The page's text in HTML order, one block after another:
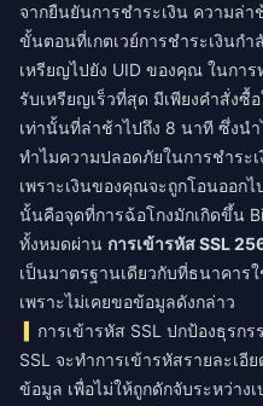
จากยืนยันการชำระเงิน ความล่
ขั้นตอนที่เกตเวย์การชำระเงินก
เหรียญไปยัง UID ของคุณ ในกา
รับเหรียญเร็วที่สุด มีเพียงคำสั่ง
เท่านั้นที่ล่าช้าไปถึง 8 นาที ซึ่งน
ทำไมความปลอดภัยในการชำระ
เพราะเงินของคุณจะถูกโอนออก
นั้นคือจุดที่การฉ้อโกงมักเกิดขึ้น
ทั้งหมดผ่าน การเข้ารหัส SSL
เป็นมาตรฐานเดียวกับที่ธนาคาร
เพราะไม่เคยขอข้อมูลดังกล่าว
การเข้ารหัส SSL ปกป้องธุรก
SSL จะทำการเข้ารหัสรายละเ
ข้อมูล เพื่อไม่ให้ถูกดักจับระหว่าง